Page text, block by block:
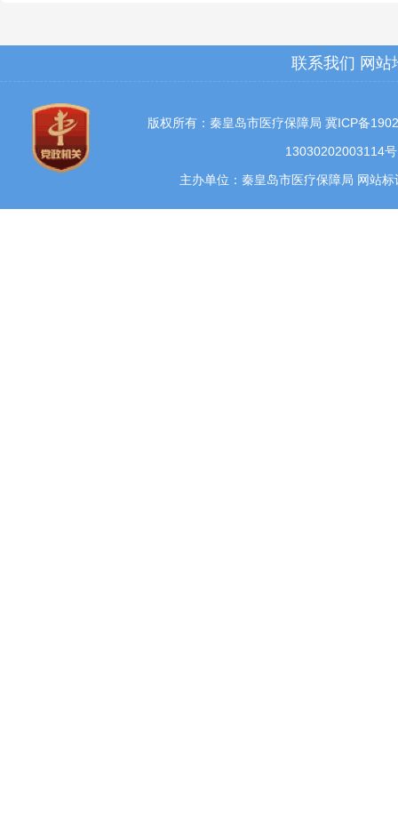
联系我们 网站
版权所有：秦皇岛市医疗保障局 冀ICP备
13030202003114号
主办单位：秦皇岛市医疗保障局 网站